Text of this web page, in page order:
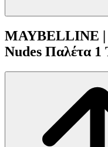
MAYBELLINE |
Nudes Παλέτα 1